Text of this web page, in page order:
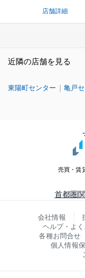
店舗詳細
近隣の店舗を見る
東陽町センター 亀戸
売買・賃
首都圏
会社情報
ヘルプ・よ
各種お問合せ
個人情報